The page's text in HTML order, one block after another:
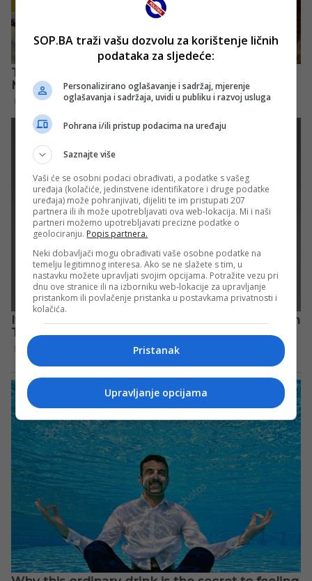
SOP.BA traži vašu dozvolu za korištenje ličnih
podataka za sljedeće:
Personalizirano oglašavanje i sadržaj, mjerenje
oglašavanja i sadržaja, uvidi u publiku i razvoj usluga
Pohrana i/ili pristup podacima na uređaju
Saznajte više
Vaši će se osobni podaci obrađivati, a podatke s vašeg
uređaja (kolačiće, jedinstvene identifikatore i druge podatke
uređaja) može pohranjivati, dijeliti te im pristupati 207
partnera ili ih može upotrebljavati ova web-lokacija. Mi i naši
partneri možemo upotrebljavati precizne podatke o
geolociranju. Popis partnera.
Neki dobavljači mogu obrađivati vaše osobne podatke na
temelju legitimnog interesa. Ako se ne slažete s tim, u
nastavku možete upravljati svojim opcijama. Potražite vezu pri
dnu ove stranice ili na izborniku web-lokacije za upravljanje
pristankom ili povlačenje pristanka u postavkama privatnosti i
kolačića.
Pristanak
Upravljanje opcijama